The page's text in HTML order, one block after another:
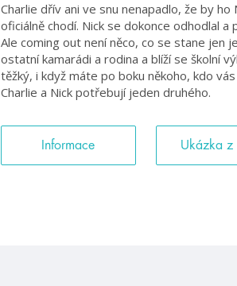
Charlie dřív ani ve snu nenapadlo, že by
oficiálně chodí. Nick se dokonce odhodlal
Ale coming out není něco, co se stane jen
ostatní kamarádi a rodina a blíží se školní
těžký, i když máte po boku někoho, kdo
Charlie a Nick potřebují jeden druhého.
Informace Ukázka z